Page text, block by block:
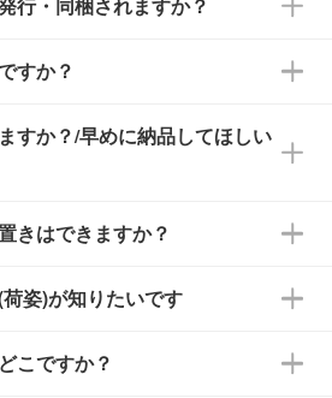
お願いしておりますが、自
め翌月末払いに対応可能で
念品で対策委員会や個人様
であれば、同様の条件でご
タッフまでお気軽にご相談
行・同梱されますか？
依頼をいただいた場合の
タをメール添付でお送りし
『ご注文に関する備考欄』
すか？
個程度)
画像の校了から約2週間～2
2営業日で出荷いたしま
すか？/早めに納品してほしい
場合は、お問い合わせ・お
たします。
きはできますか？
を確保し、注文確定のご連
予めご了承ください。
姿)が知りたいです
ます。各ページにある商品
こですか？